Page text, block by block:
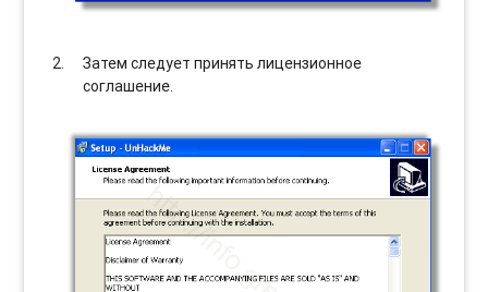
Затем следует принять лицензионное
соглашение.